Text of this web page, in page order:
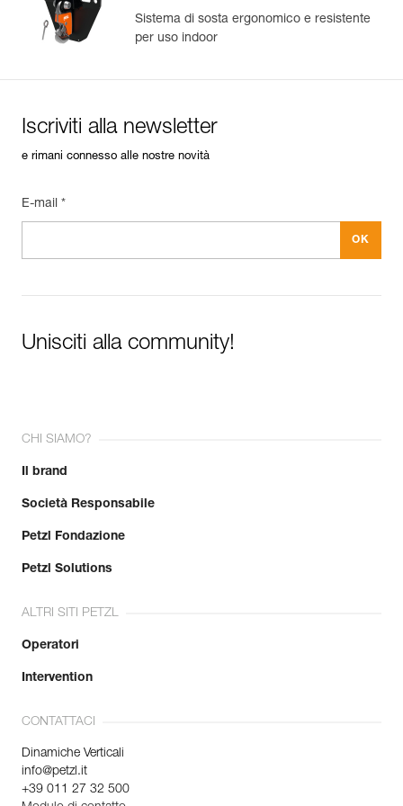
produzione.
Sistema di sosta ergonomico e resistente
per uso indoor
Iscriviti alla newsletter
e rimani connesso alle nostre novità
E-mail *
Unisciti alla community!
CHI SIAMO?
Il brand
Società Responsabile
Petzl Fondazione
Petzl Solutions
ALTRI SITI PETZL
Operatori
Intervention
CONTATTACI
Dinamiche Verticali
info@petzl.it
+39 011 27 32 500